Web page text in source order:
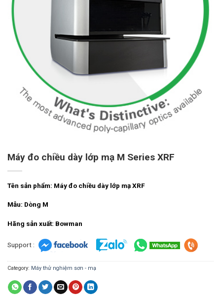
Máy đo chiều dày lớp mạ M Series XRF
Tên sản phẩm: Máy đo chiều dày lớp mạXRF
Mẫu: Dòng M
Hãng sản xuất: Bowman
Support :
Category: Máy thử nghiệm sơn - mạ